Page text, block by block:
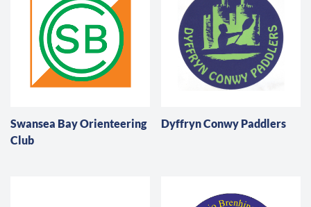
Swansea Bay Orienteering
Club
Dyffryn Conwy Paddlers